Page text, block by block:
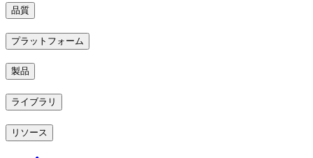
品質
プラットフォーム
製品
ライブラリ
リソース